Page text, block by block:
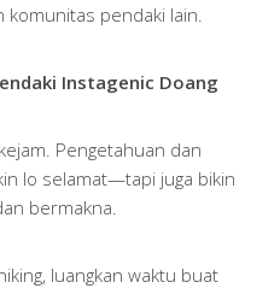
komunitas pendaki lain.
Instagenic Doang
Pengetahuan dan
lo selamat—tapi juga bikin
bermakna.
luangkan waktu buat